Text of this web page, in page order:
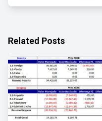
Related Posts